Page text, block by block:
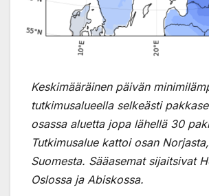
Keskimääräinen päivän
tutkimusalueella selkeästi
osassa aluetta jopa lähellä 30
Tutkimusalue kattoi osan
Suomesta. Sääasemat sijaitsivat
Oslossa ja Abiskossa.